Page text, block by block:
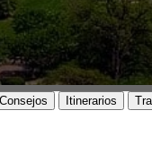
Consejos Itinerarios